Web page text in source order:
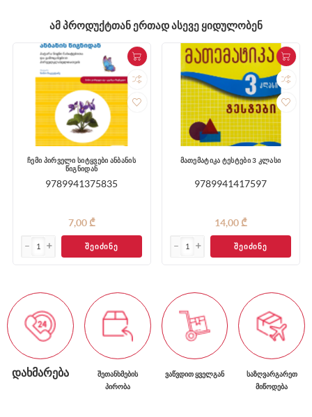
ᲐᲛ ᲞᲠᲝᲓᲣᲥᲢᲗᲐᲜ ᲔᲠᲗᲐᲓ ᲐᲡᲔᲕᲔ ᲧᲘᲓᲣᲚᲝᲑᲔᲜ
ჩემი პირველი სიტყვები ანბანის
წიგნიდან
9789941375835
7,00 ₾
ᲨᲔᲘᲫᲘᲜᲔ
მათემატიკა ტესტები 3 კლასი
9789941417597
14,00 ₾
ᲨᲔᲘᲫᲘᲜᲔ
ᲓᲐᲮᲛᲐᲠᲔᲑᲐ
ᲨᲔᲗᲐᲜᲮᲛᲔᲑᲘᲡ
ᲞᲘᲠᲝᲑᲐ
ᲕᲐᲬᲕᲓᲘᲗ ᲧᲕᲔᲚᲒᲐᲜ
ᲡᲐᲖᲦᲕᲐᲠᲒᲐᲠᲔᲗ
ᲛᲘᲬᲝᲓᲔᲑᲐ